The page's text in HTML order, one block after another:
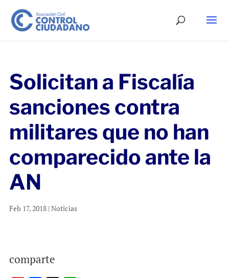
Solicitan a Fiscalía
sanciones contra
militares que no han
comparecido ante la
AN
Feb 17, 2018| Noticias
comparte